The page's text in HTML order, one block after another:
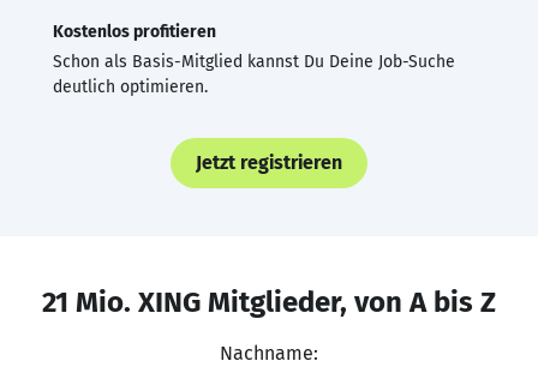
Kostenlos profitieren
Schon als Basis-Mitglied kannst Du Deine Job-Suche
deutlich optimieren.
Jetzt registrieren
21 Mio. XING Mitglieder, von A bis Z
Nachname: